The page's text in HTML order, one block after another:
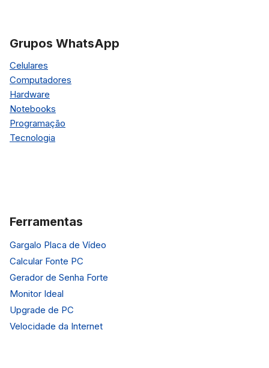
Grupos WhatsApp
Celulares
Computadores
Hardware
Notebooks
Programação
Tecnologia
Ferramentas
Gargalo Placa de Vídeo
Calcular Fonte PC
Gerador de Senha Forte
Monitor Ideal
Upgrade de PC
Velocidade da Internet